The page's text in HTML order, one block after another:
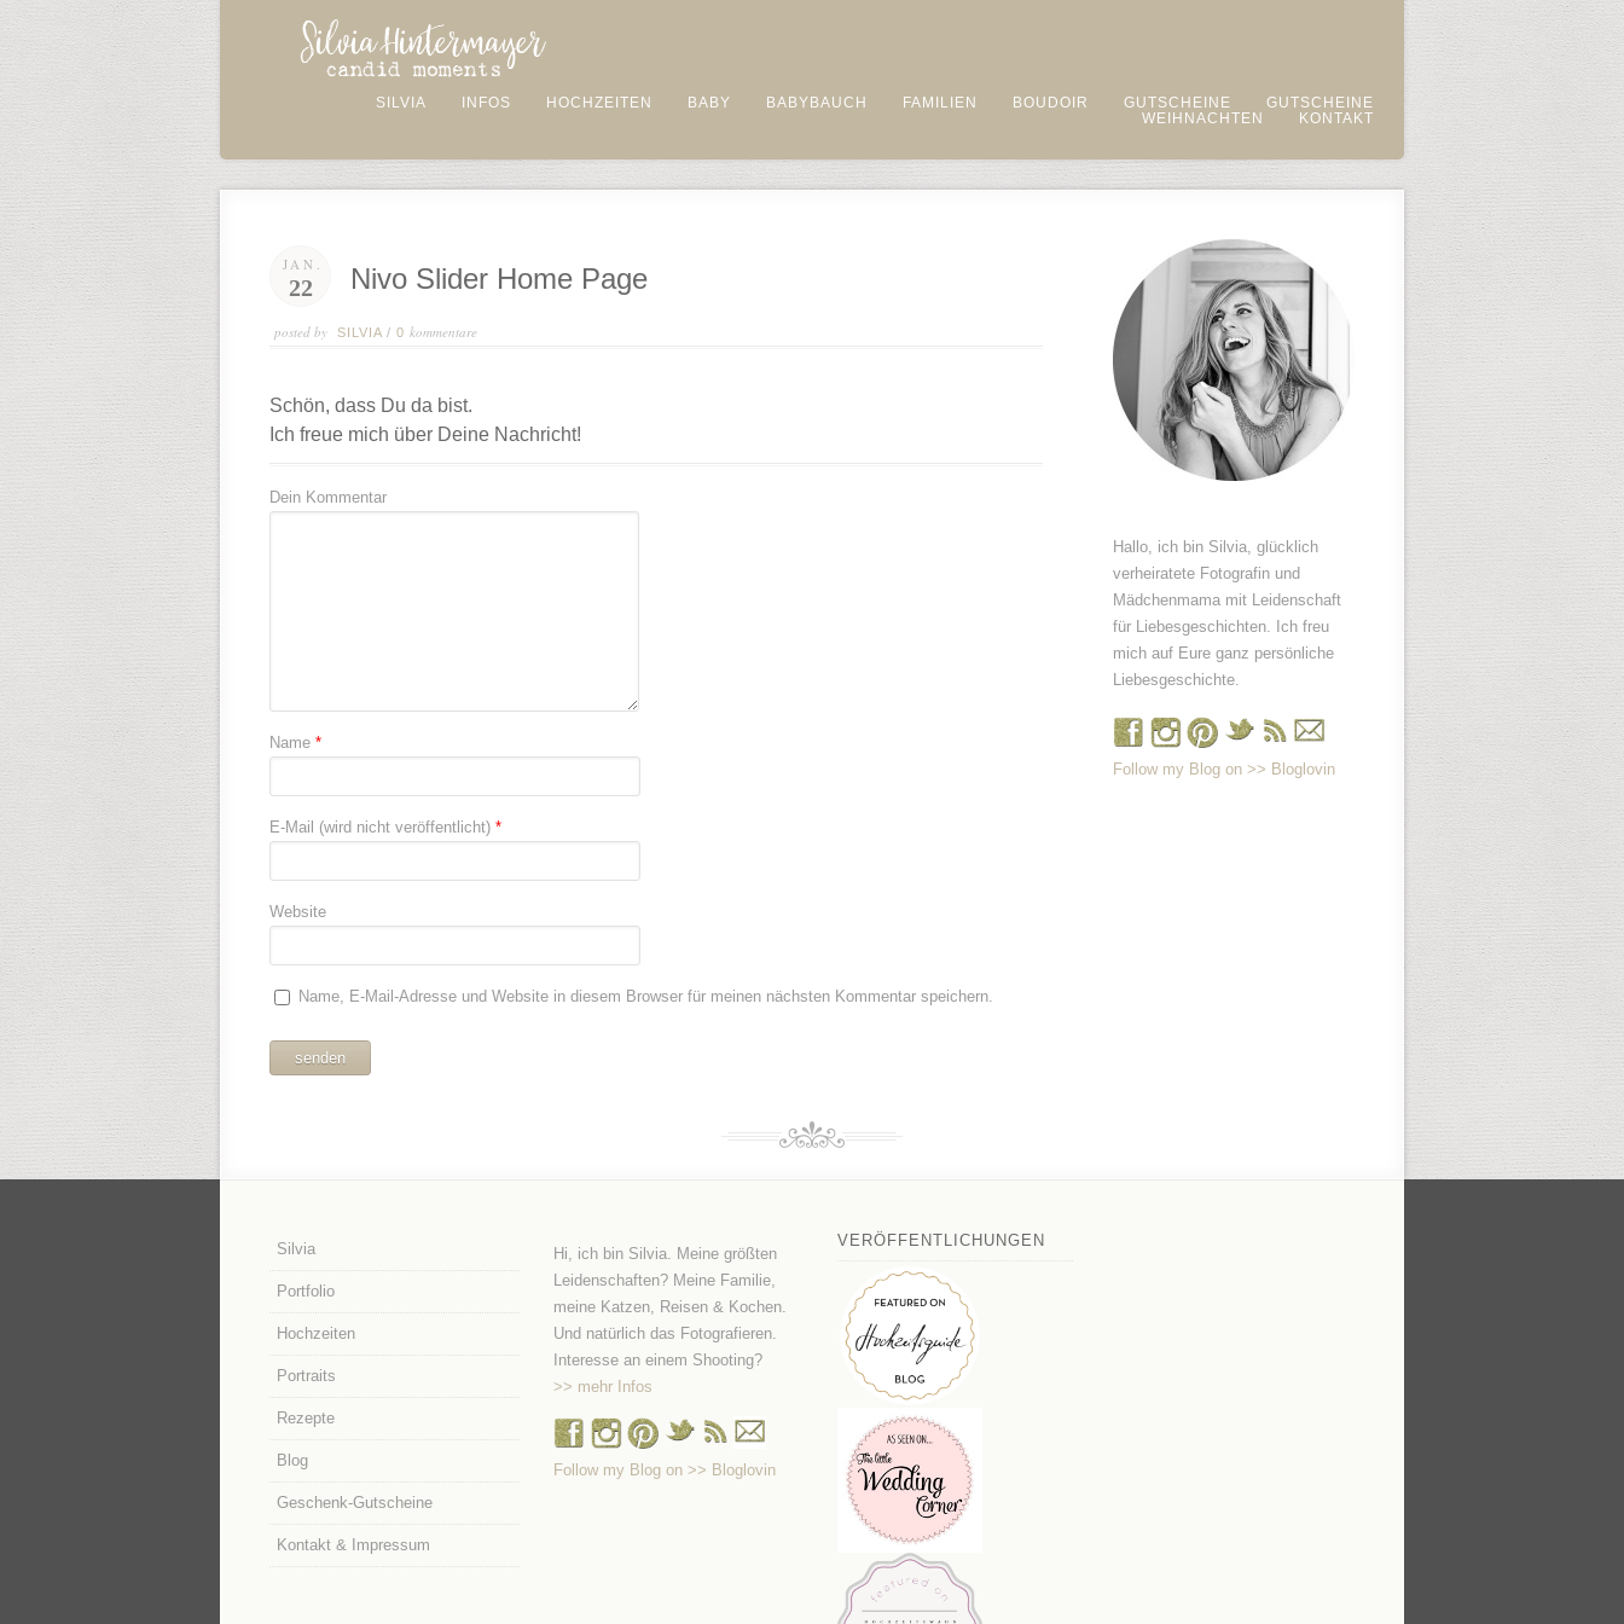
SILVIA INFOS HOCHZEITEN BABY BABYBAUCH FAMILIEN BOUDOIR GUTSCHEINE
GUTSCHEINE
WEIHNACHTEN
KONTAKT
JAN.
22 Nivo Slider Home Page
posted by SILVIA / 0 kommentare
Schön, dass Du da bist.
Ich freue mich über Deine Nachricht!
Dein Kommentar
Name *
E-Mail (wird nicht veröffentlicht) *
Website
Name, E-Mail-Adresse und Website in diesem Browser für meinen nächsten Kommentar speichern.
Hallo, ich bin Silvia, glücklich
verheiratete Fotografin und
Mädchenmama mit Leidenschaft
für Liebesgeschichten. Ich freu
mich auf Eure ganz persönliche
Liebesgeschichte.
Follow my Blog on >> Bloglovin
Silvia
Portfolio
Hochzeiten
Portraits
Rezepte
Blog
Geschenk-Gutscheine
Kontakt & Impressum
Hi, ich bin Silvia. Meine größten
Leidenschaften? Meine Familie,
meine Katzen, Reisen & Kochen.
Und natürlich das Fotografieren.
Interesse an einem Shooting?
>> mehr Infos
Follow my Blog on >> Bloglovin
VERÖFFENTLICHUNGEN